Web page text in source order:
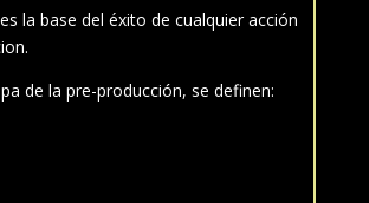
la base del éxito de cualquier acción
de la pre-producción, se definen: